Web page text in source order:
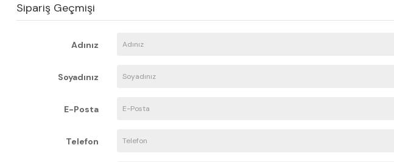
Sipariş Geçmişi
Adınız
Soyadınız
E-Posta
Telefon